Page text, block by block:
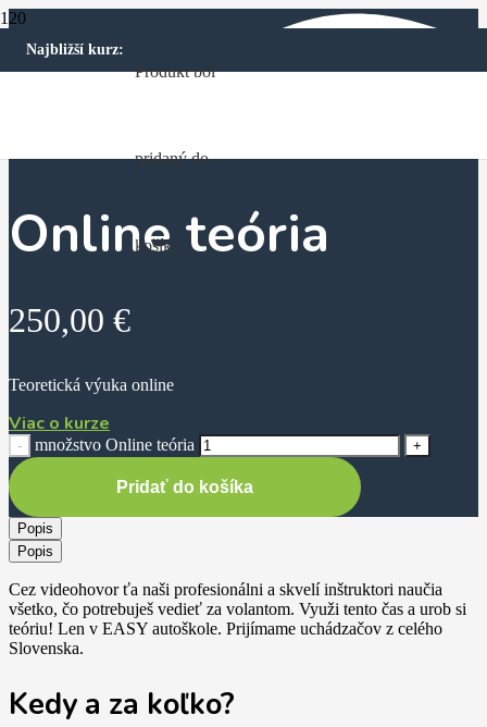
Najbližší kurz:
Produktbol
pridaný do
košíka.
Online teória
250,00 €
Teoretická výuka online
Viac o kurze
množstvo Online teória
Pridať do košíka
Popis
Popis
Cez videohovor ťa naši profesionálni a skvelí inštruktori naučia
všetko, čo potrebuješ vedieť za volantom. Využi tento čas a urob si
teóriu! Len v EASY autoškole. Prijímame uchádzačov z celého
Slovenska.
Kedy a za koľko?